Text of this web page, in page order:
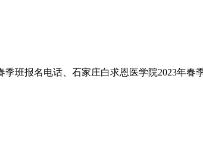
班报名电话、石家庄白求恩医学院2023年